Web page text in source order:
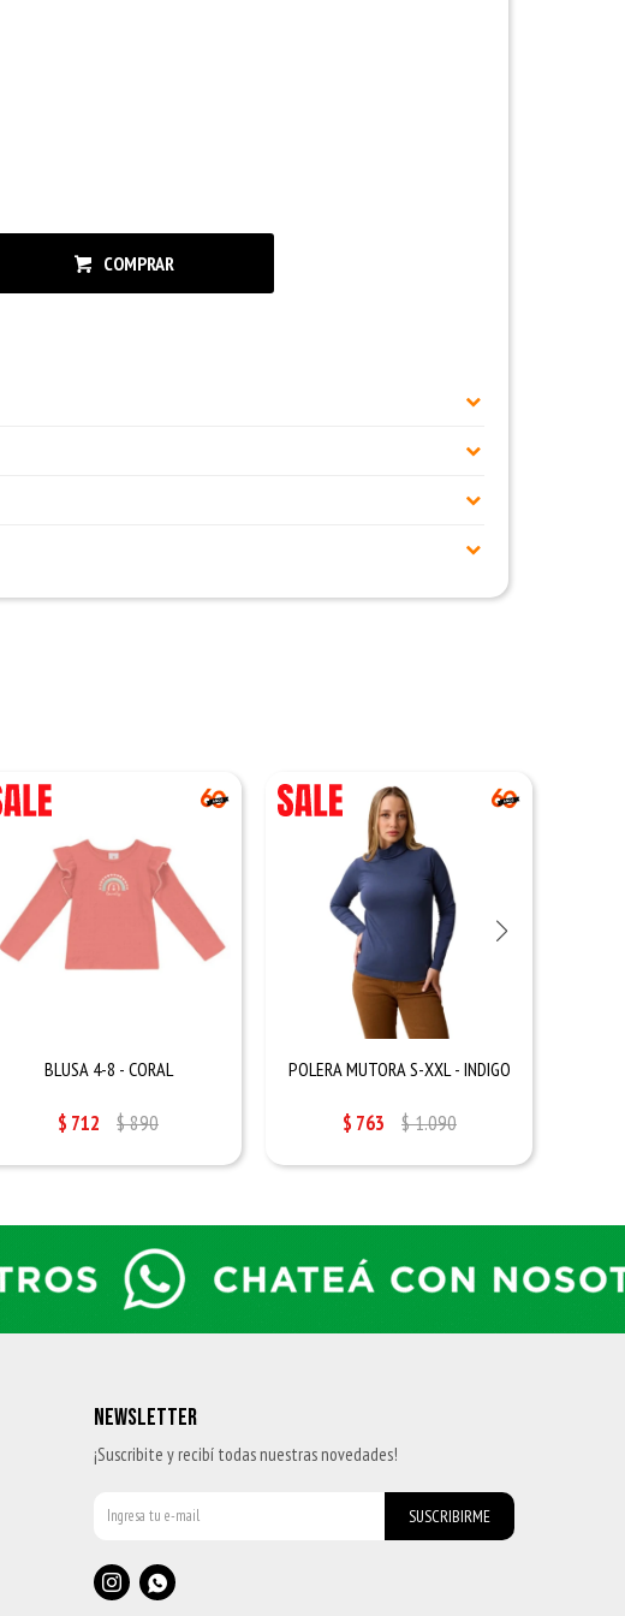
COMPRAR
BLUSA 4-8 - CORAL
$ 712 $890
POLERA MUTORA S-XXL - INDIGO
$ 763 $1.090
NEWSLETTER
¡Suscribite y recibí todas nuestras novedades!
SUSCRIBIRME
 